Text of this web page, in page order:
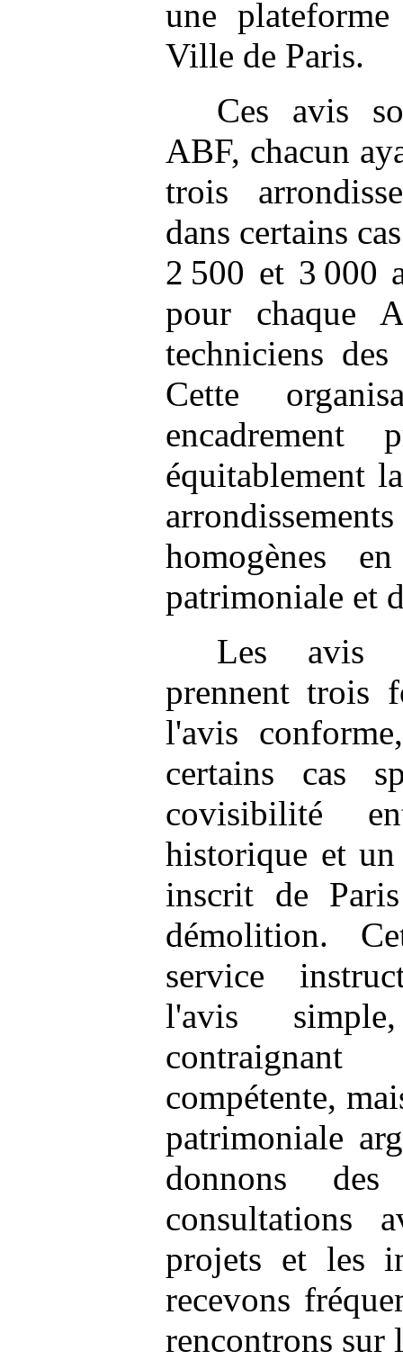
une
Ville de Paris.
Ces avis
ABF, chacun
trois
dans certains
2 500 et 3 000
pour chaque
techniciens
Cette
encadrement
équitablement
homogènes
patrimoniale et
Les avis
prennent trois
l'avis
certains cas
covisibilité
historique et
inscrit de
démolition.
service
l'avis
compétente,
patrimoniale
donnons
consultations
projets et les
recevons
rencontrons sur